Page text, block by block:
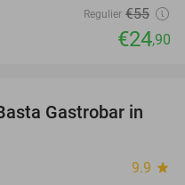
Regulier €55
€24,90
38%
Gastrobar in
9.9 star